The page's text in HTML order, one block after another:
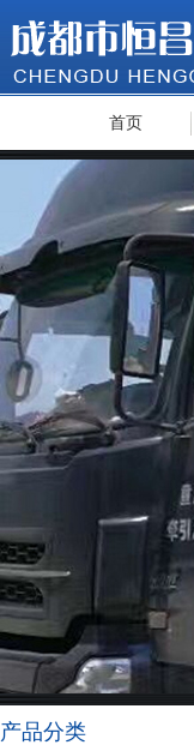
首页
产品分类